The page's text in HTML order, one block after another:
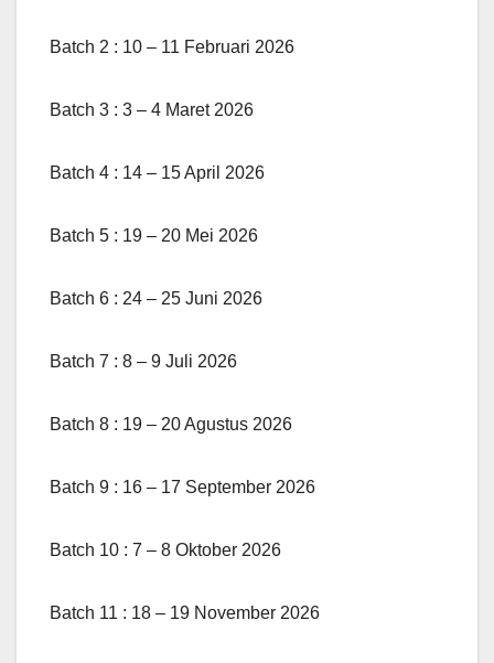
Batch 2 : 10 – 11 Februari 2026
Batch 3 : 3 – 4 Maret 2026
Batch 4 : 14 – 15 April 2026
Batch 5 : 19 – 20 Mei 2026
Batch 6 : 24 – 25 Juni 2026
Batch 7 : 8 – 9 Juli 2026
Batch 8 : 19 – 20 Agustus 2026
Batch 9 : 16 – 17 September 2026
Batch 10 : 7 – 8 Oktober 2026
Batch 11 : 18 – 19 November 2026